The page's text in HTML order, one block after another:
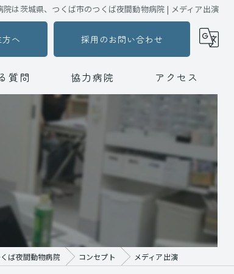
院は茨城県、つくば市のつくば夜間動物病院 | メディア出演
へ 採用のお問い合わせ
質問 協力病院 アクセス
つくば夜間動物病院
動物病院ハートランド水戸夜間動物救急センター
ば夜間動物病院 コンセプト メディア出演